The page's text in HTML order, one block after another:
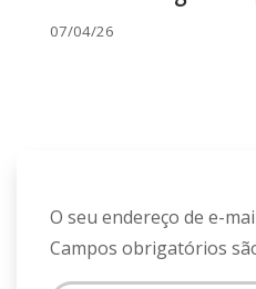
07/04/26
O seu endereço de e-
Campos obrigatórios